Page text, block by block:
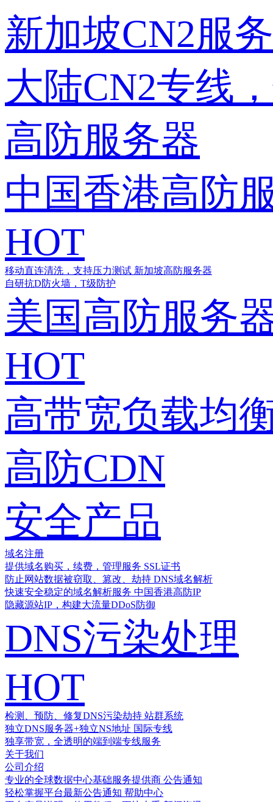
新加坡CN2服
大陆CN2专线
高防服务器
中国香港高防
HOT
移动直连清洗，支持压力测试 新加坡高防服务器
自研抗D防火墙，T级防护
美国高防服务
HOT
高带宽负载均
高防CDN
安全产品
域名注册
提供域名购买，续费，管理服务 SSL证书
防止网站数据被窃取、篡改、劫持 DNS域名解析
快速安全稳定的域名解析服务 中国香港高防IP
隐藏源站IP，构建大流量DDoS防御
DNS污染处理
HOT
检测、预防、修复DNS污染劫持 站群系统
独立DNS服务器+独立NS地址 国际专线
独享带宽，全透明的端到端专线服务
关于我们
公司介绍
专业的全球数据中心基础服务提供商 公告通知
轻松掌握平台最新公告通知 帮助中心